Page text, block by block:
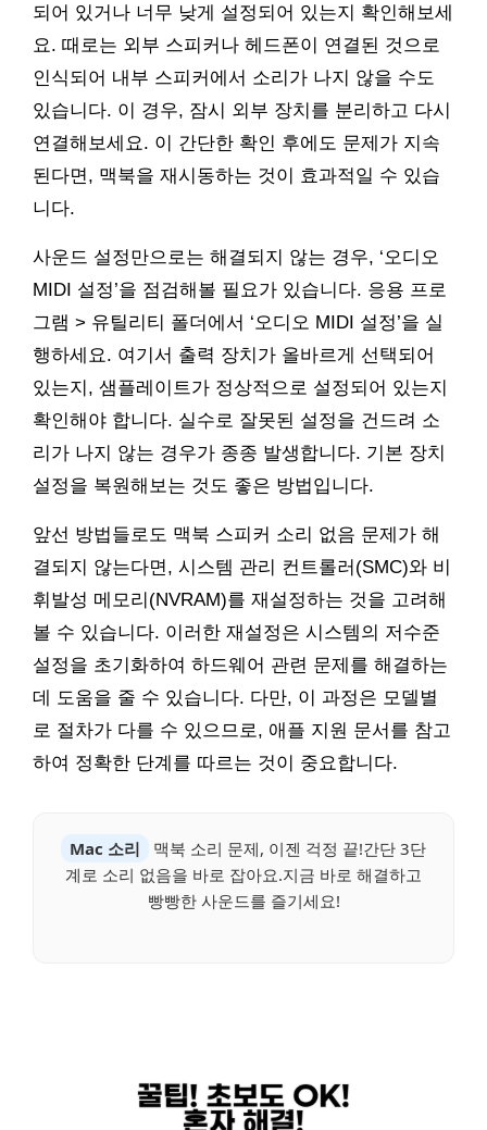
되어 있거나 너무 낮게 설정되어 있는지 확인해보세
요. 때로는 외부 스피커나 헤드폰이 연결된 것으로
인식되어 내부 스피커에서 소리가 나지 않을 수도
있습니다. 이 경우, 잠시 외부 장치를 분리하고 다시
연결해보세요. 이 간단한 확인 후에도 문제가 지속
된다면, 맥북을 재시동하는 것이 효과적일 수 있습
니다.
사운드 설정만으로는 해결되지 않는 경우, ‘오디오
MIDI 설정’을 점검해볼 필요가 있습니다. 응용 프로
그램 > 유틸리티 폴더에서 ‘오디오 MIDI 설정’을 실
행하세요. 여기서 출력 장치가 올바르게 선택되어
있는지, 샘플레이트가 정상적으로 설정되어 있는지
확인해야 합니다. 실수로 잘못된 설정을 건드려 소
리가 나지 않는 경우가 종종 발생합니다. 기본 장치
설정을 복원해보는 것도 좋은 방법입니다.
앞선 방법들로도 맥북 스피커 소리 없음 문제가 해
결되지 않는다면, 시스템 관리 컨트롤러(SMC)와 비
휘발성 메모리(NVRAM)를 재설정하는 것을 고려해
볼 수 있습니다. 이러한 재설정은 시스템의 저수준
설정을 초기화하여 하드웨어 관련 문제를 해결하는
데 도움을 줄 수 있습니다. 다만, 이 과정은 모델별
로 절차가 다를 수 있으므로, 애플 지원 문서를 참고
하여 정확한 단계를 따르는 것이 중요합니다.
Mac 소리
맥북 소리 문제, 이젠 걱정 끝!간단 3단
계로 소리 없음을 바로 잡아요.지금 바로 해결하고
빵빵한 사운드를 즐기세요!